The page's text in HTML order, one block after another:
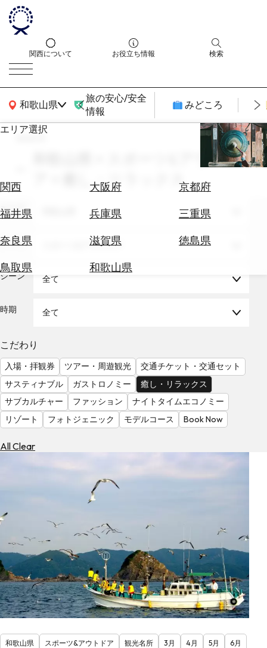
関西について お役立ち情報 検索
和歌山県
関西広域MAP
旅の安心/安全
情報
みどころ
エリア選択
関西 大阪府
京都府
福井県
兵庫県
三重県
奈良県
滋賀県
徳島県
鳥取県
和歌山県
エ
券
テ
を
る
気
を
見
る
search
和歌山県 × スポーツ&アウトド
ア × 癒し・リラックス
エリア
テーマ スポーツ&アウトドア
シーン 全て
時期 全て
こだわり
入場・拝観券 ツアー・周遊観光
交通チケット・交通セット
サスティナブル
ガストロノミー
癒し・リラックス
サブカルチャー
ファッション
ナイトタイムエコノミー
リゾート
フォトジェニック モデルコース Book Now
All Clear
和歌山県 スポーツ&アウトドア 観光名所 3月 4月 5月
6月